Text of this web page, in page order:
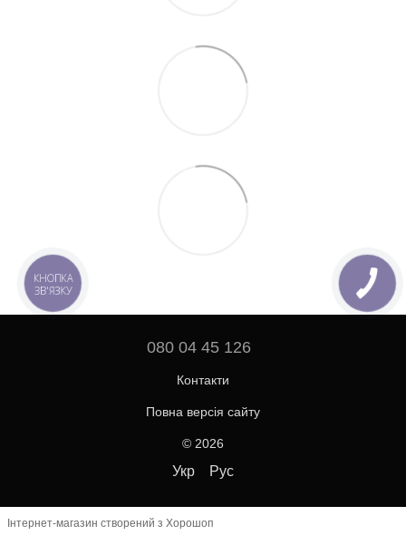
080 04 45 126
Контакти
Повна версія сайту
© 2026
Укр Рус
Інтернет-магазин створений з Хорошоп
КНОПКА
ЗВ'ЯЗКУ